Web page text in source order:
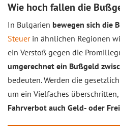
Wie hoch fallen die
In Bulgarien bewegen sich die
Steuerin ähnlichen Regionen
ein Verstoß gegen die
umgerechnet ein Bußgeld
bedeuten. Werden die
um ein Vielfaches
Fahrverbot auch Geld- oder